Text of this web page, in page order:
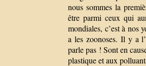
nous sommes la
être parmi ceux qui
mondiales, c’est à nos
a les zoonoses. Il y a
parle pas ! Sont en
plastique et aux